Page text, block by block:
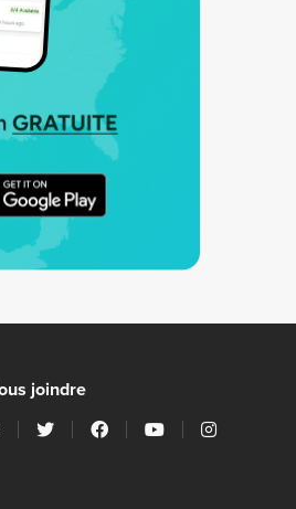
joindre